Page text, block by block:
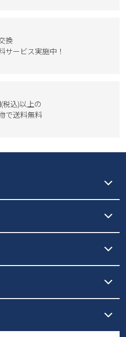
換
サービス実施中！
税込)以上の
で送料無料
金引換のご利用が可能です。
円
で送料無料
ご利用ガイドを
ただけるよう、サイズ交換の受付期